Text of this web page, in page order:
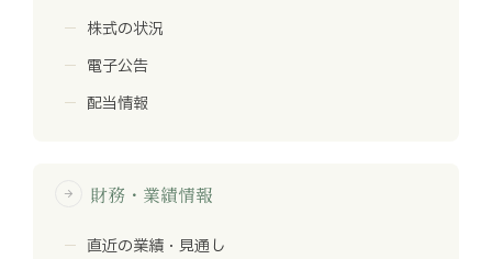
株式の状況
電子公告
配当情報
arrow_forward 財務・業績情報
直近の業績・見通し